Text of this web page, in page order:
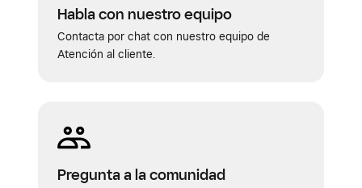
Habla con nuestro equipo
Contacta por chat con nuestro equipo de
Atención al cliente.
Pregunta a la comunidad